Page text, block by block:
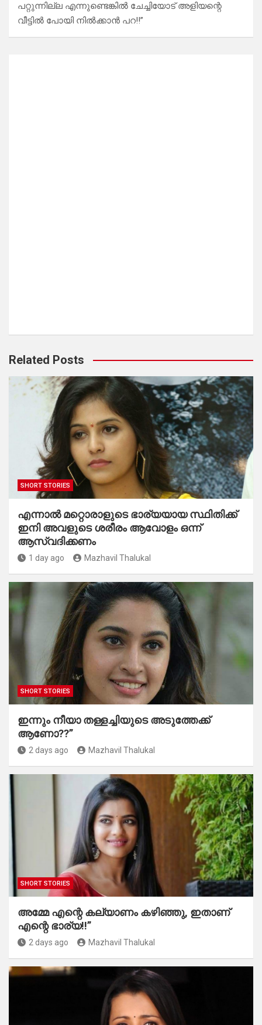
പറ്റുന്നില്ല എന്നുണ്ടെങ്കിൽ ചേച്ചിയോട് അളിയന്റെ
വീട്ടിൽ പോയി നിൽക്കാൻ പറ!!”
Related Posts
SHORT STORIES
എന്നാൽ മറ്റൊരാളുടെ ഭാര്യയായ സ്ഥിതിക്ക്
ഇനി അവളുടെ ശരീരം ആവോളം ഒന്ന്
ആസ്വദിക്കണം
1 day ago Mazhavil Thalukal
SHORT STORIES
ഇന്നും നീയാ തള്ളച്ചിയുടെ അടുത്തേക്ക്
ആണോ??”
2 days ago Mazhavil Thalukal
SHORT STORIES
അമ്മേ എന്റെ കല്യാണം കഴിഞ്ഞു, ഇതാണ്
എന്റെ ഭാര്യ!!”
2 days ago Mazhavil Thalukal